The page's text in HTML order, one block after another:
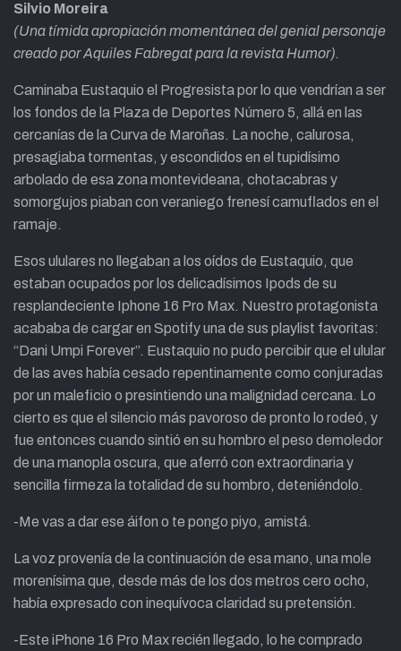
Silvio Moreira
(Una tímida apropiación momentánea del genial personaje
creado por Aquiles Fabregat para la revista Humor).
Caminaba Eustaquio el Progresista por lo que vendrían a ser
los fondos de la Plaza de Deportes Número 5, allá en las
cercanías de la Curva de Maroñas. La noche, calurosa,
presagiaba tormentas, y escondidos en el tupidísimo
arbolado de esa zona montevideana, chotacabras y
somorgujos piaban con veraniego frenesí camuflados en el
ramaje.
Esos ululares no llegaban a los oídos de Eustaquio, que
estaban ocupados por los delicadísimos Ipods de su
resplandeciente Iphone 16 Pro Max. Nuestro protagonista
acababa de cargar en Spotify una de sus playlist favoritas:
“Dani Umpi Forever”. Eustaquio no pudo percibir que el ulular
de las aves había cesado repentinamente como conjuradas
por un maleficio o presintiendo una malignidad cercana. Lo
cierto es que el silencio más pavoroso de pronto lo rodeó, y
fue entonces cuando sintió en su hombro el peso demoledor
de una manopla oscura, que aferró con extraordinaria y
sencilla firmeza la totalidad de su hombro, deteniéndolo.
-Me vas a dar ese áifon o te pongo piyo, amistá.
La voz provenía de la continuación de esa mano, una mole
morenísima que, desde más de los dos metros cero ocho,
había expresado con inequívoca claridad su pretensión.
-Este iPhone 16 Pro Max recién llegado, lo he comprado